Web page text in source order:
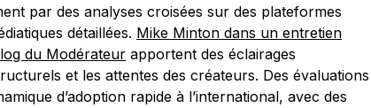
par des analyses croisées sur des plateformes
détaillées. Mike Minton dans un entretien
du Modérateur apportent des éclairages
et les attentes des créateurs. Des évaluations
d’adoption rapide à l’international, avec des